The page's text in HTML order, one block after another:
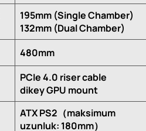
195mm (Single Chamber)
132mm (Dual Chamber)
480mm
PCIe 4.0 riser cable
dikey GPU mount
ATX PS2（maksimum
uzunluk: 180mm）